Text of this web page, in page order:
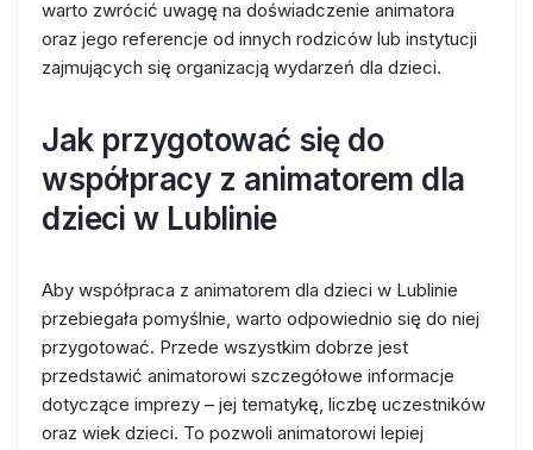
warto zwrócić uwagę na doświadczenie animatora
oraz jego referencje od innych rodziców lub instytucji
zajmujących się organizacją wydarzeń dla dzieci.
Jak przygotować się do
współpracy z animatorem dla
dzieci w Lublinie
Aby współpraca z animatorem dla dzieci w Lublinie
przebiegała pomyślnie, warto odpowiednio się do niej
przygotować. Przede wszystkim dobrze jest
przedstawić animatorowi szczegółowe informacje
dotyczące imprezy – jej tematykę, liczbę uczestników
oraz wiek dzieci. To pozwoli animatorowi lepiej